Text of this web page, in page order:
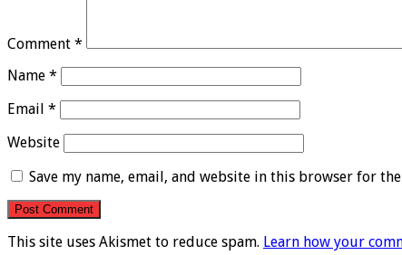
Comment *
Name *
Email *
Website
Save my name, email, and website in this browser for
This site uses Akismet to reduce spam. Learn how your